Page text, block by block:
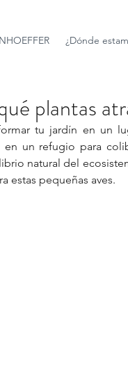
¿Dónde
plantas
tu jardín en un
en un refugio para
natural del
estas pequeñas aves.